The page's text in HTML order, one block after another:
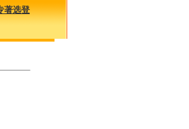
著选登
国内各组织内部发行的重要图书，以及行业绝版